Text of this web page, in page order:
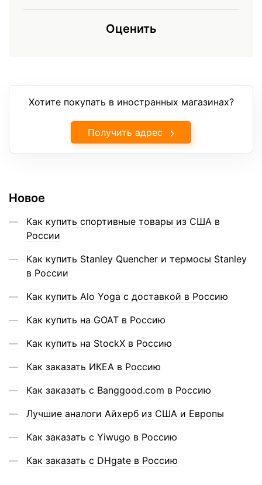
Оценить
Хотите покупать в иностранных магазинах?
Получить адрес
Новое
Как купить спортивные товары из США в
России
Как купить Stanley Quencher и термосы Stanley
в России
Как купить Alo Yoga с доставкой в Россию
Как купить на GOAT в Россию
Как купить на StockX в Россию
Как заказать ИКЕА в Россию
Как заказать с Banggood.com в Россию
Лучшие аналоги Айхерб из США и Европы
Как заказать с Yiwugo в Россию
Как заказать с DHgate в Россию